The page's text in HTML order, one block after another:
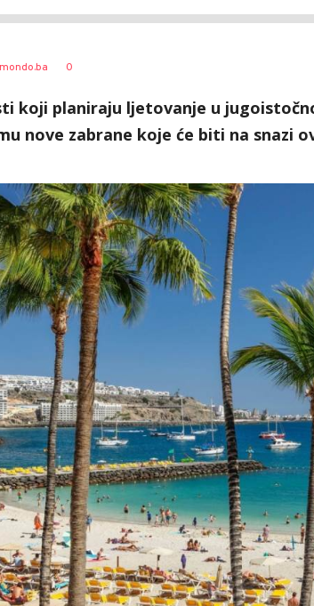
mondo.ba 0
koji planiraju ljetovanje u
nove zabrane koje će biti na snazi